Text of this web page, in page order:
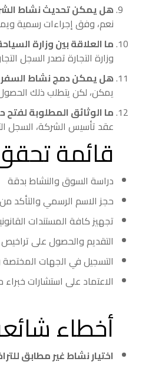
هل يمكن تحديث نشاط
نعم، وفق إجراءات رسمية
ما العلاقة بين وزارة
وزارة التجارة تصدر السجل
هل يمكن دمج نشاط السفر
يمكن، لكن يتطلب ذلك
ما الوثائق المطلوبة
عقد تأسيس الشركة، السجل
قائمة
دراسة السوق والنشاط بدقة
حجز الاسم الرسمي والتأكد
تجهيز كافة المستندات
التقديم والحصول على تراخيص
التسجيل في الجهات المختصة
الاعتماد على استشارات
أخطاء
اختيار نشاط غير مطابق